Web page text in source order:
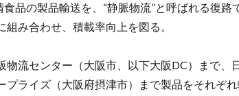
品の製品輸送を、“静脈物流”と呼ばれる復路
み合わせ、積載率向上を図る。
流センター（大阪市、以下大阪DC）まで、
ライズ（大阪府摂津市）まで製品をそれぞ